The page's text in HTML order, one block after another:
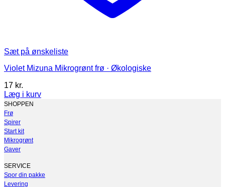
Sæt på ønskeliste
Violet Mizuna Mikrogrønt frø · Økologiske
17 kr.
Læg i kurv
Dette
vare
har
flere
varianter.
Mulighederne
kan
vælges
på
varesiden
SHOPPEN
Frø
Spirer
Start kit
Mikrogrønt
Gaver
SERVICE
Spor din pakke
Levering